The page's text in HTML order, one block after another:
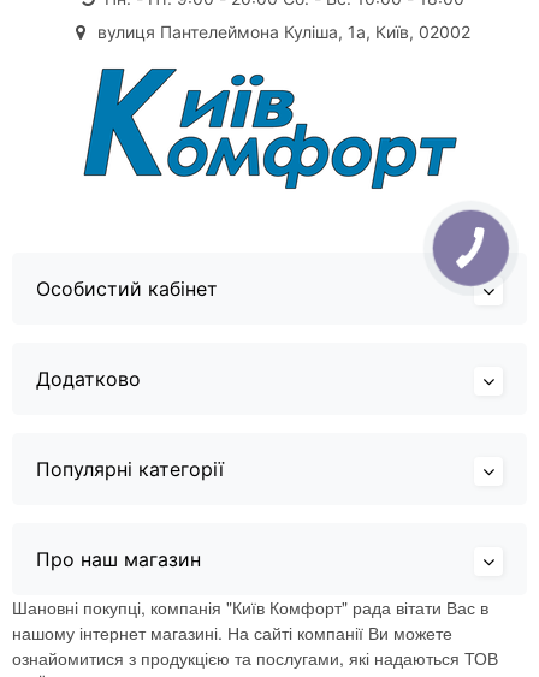
вулиця Пантелеймона Куліша, 1а, Київ, 02002
Особистий кабінет
Додатково
Популярні категорії
Про наш магазин
Шановні покупці, компанія "Київ Комфорт" рада вітати Вас в
нашому інтернет магазині. На сайті компанії Ви можете
ознайомитися з продукцією та послугами, які надаються ТОВ